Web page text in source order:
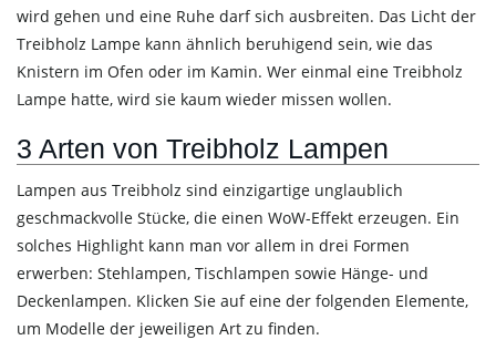
wird gehen und eine Ruhe darf sich ausbreiten. Das Licht der
Treibholz Lampe kann ähnlich beruhigend sein, wie das
Knistern im Ofen oder im Kamin. Wer einmal eine Treibholz
Lampe hatte, wird sie kaum wieder missen wollen.
3 Arten von Treibholz Lampen
Lampen aus Treibholz sind einzigartige unglaublich
geschmackvolle Stücke, die einen WoW-Effekt erzeugen. Ein
solches Highlight kann man vor allem in drei Formen
erwerben: Stehlampen, Tischlampen sowie Hänge- und
Deckenlampen. Klicken Sie auf eine der folgenden Elemente,
um Modelle der jeweiligen Art zu finden.